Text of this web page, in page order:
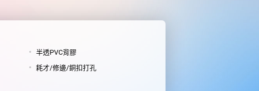
半透PVC背膠
耗才/修邊/銅扣打孔